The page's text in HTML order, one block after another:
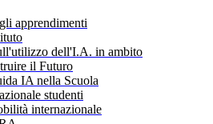
apprendimenti
dell'I.A. in ambito
il Futuro
IA nella Scuola
studenti
internazionale